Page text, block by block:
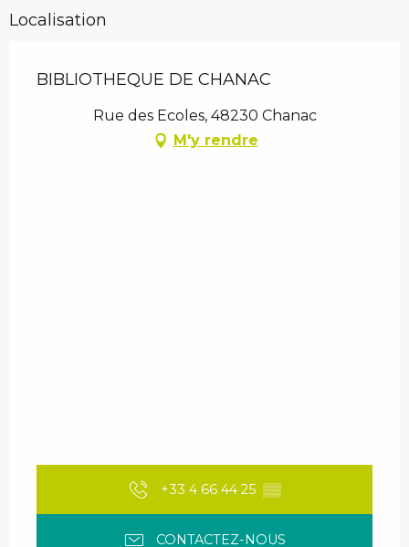
Localisation
BIBLIOTHEQUE DE CHANAC
Rue des Ecoles, 48230 Chanac
M'y rendre
+33 4 66 44 25 ▒▒
CONTACTEZ-NOUS